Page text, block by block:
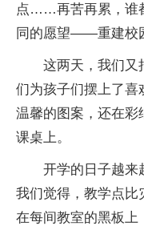
点……再苦再累，谁
同的愿望——重建校
这两天，我们又
们为孩子们摆上了喜
温馨的图案，还在彩
课桌上。
开学的日子越来
我们觉得，教学点比
在每间教室的黑板上